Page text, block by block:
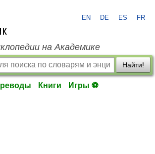
EN DE ES FR
на Академике
Найти!
Книги Игры ⚽